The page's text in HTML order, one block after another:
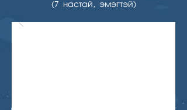
(7 настай, эмэгтэй)